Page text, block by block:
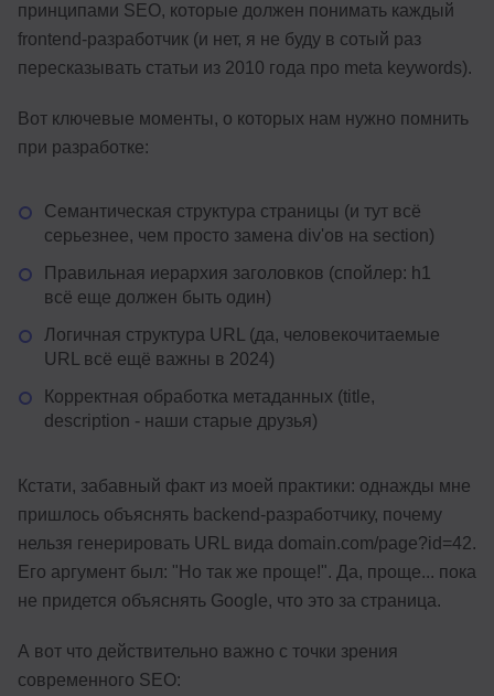
принципами SEO, которые должен понимать каждый
frontend-разработчик (и нет, я не буду в сотый раз
пересказывать статьи из 2010 года про meta keywords).
Вот ключевые моменты, о которых нам нужно помнить
при разработке:
Семантическая структура страницы (и тут всё
серьезнее, чем просто замена div'ов на section)
Правильная иерархия заголовков (спойлер: h1
всё еще должен быть один)
Логичная структура URL (да, человекочитаемые
URL всё ещё важны в 2024)
Корректная обработка метаданных (title,
description - наши старые друзья)
Кстати, забавный факт из моей практики: однажды мне
пришлось объяснять backend-разработчику, почему
нельзя генерировать URL вида domain.com/page?id=42.
Его аргумент был: "Но так же проще!". Да, проще... пока
не придется объяснять Google, что это за страница.
А вот что действительно важно с точки зрения
современного SEO: